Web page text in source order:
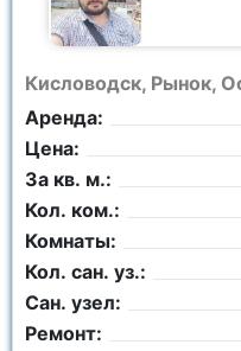
Кисловодск, Рынок,
Аренда:
Цена:
За кв. м.:
Кол. ком.:
Комнаты:
Кол. сан. уз.:
Сан. узел:
Ремонт: